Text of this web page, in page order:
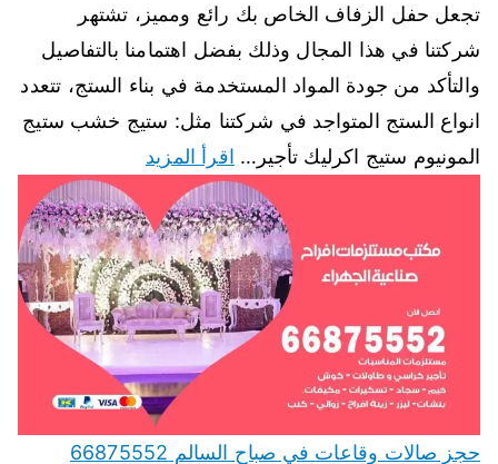
تجعل حفل الزفاف الخاص بك رائع ومميز، تشتهر
شركتنا في هذا المجال وذلك بفضل اهتمامنا بالتفاصيل
والتأكد من جودة المواد المستخدمة في بناء الستج، تتعدد
انواع الستج المتواجد في شركتنا مثل: ستيج خشب ستيج
المونيوم ستيج اكرليك تأجير… اقرأ المزيد
حجز صالات وقاعات في صباح السالم 66875552